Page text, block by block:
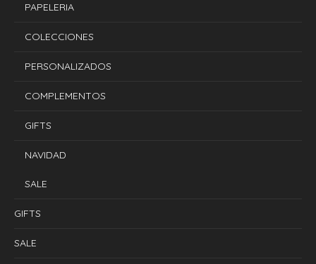
PAPELERIA
COLECCIONES
PERSONALIZADOS
COMPLEMENTOS
GIFTS
NAVIDAD
SALE
GIFTS
SALE